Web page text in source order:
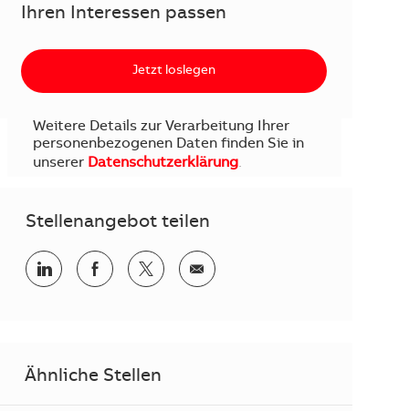
Ihren Interessen passen
Jetzt loslegen
Weitere Details zur Verarbeitung Ihrer
personenbezogenen Daten finden Sie in
unserer Datenschutzerklärung.
Stellenangebot teilen
Teilen via LinkedInTeilen via Facebook
Teilen via Twitter
Teilen via E-Mail
Ähnliche Stellen